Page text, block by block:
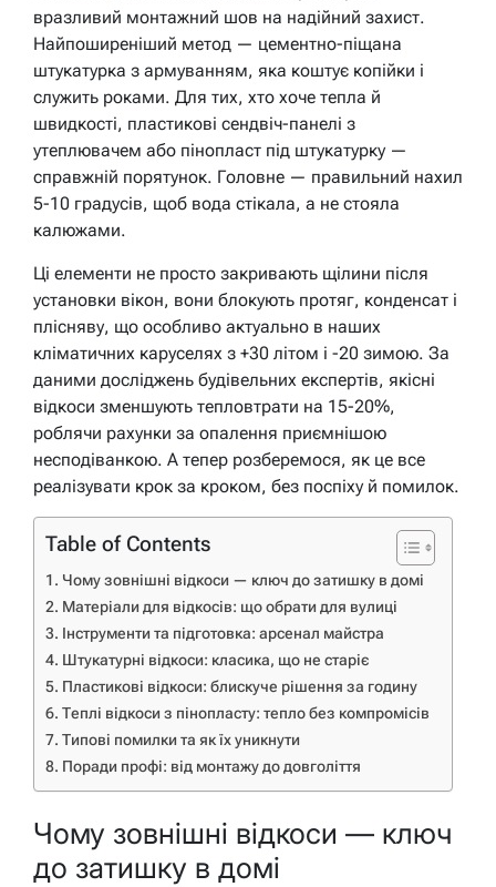
вразливий монтажний шов на надійний захист.
Найпоширеніший метод — цементно-піщана
штукатурка з армуванням, яка коштує копійки і
служить роками. Для тих, хто хоче тепла й
швидкості, пластикові сендвіч-панелі з
утеплювачем або пінопласт під штукатурку —
справжній порятунок. Головне — правильний нахил
5-10 градусів, щоб вода стікала, а не стояла
калюжами.
Ці елементи не просто закривають щілини після
установки вікон, вони блокують протяг, конденсат і
плісняву, що особливо актуально в наших
кліматичних каруселях з +30 літом і -20 зимою. За
даними досліджень будівельних експертів, якісні
відкоси зменшують тепловтрати на 15-20%,
роблячи рахунки за опалення приємнішою
несподіванкою. А тепер розберемося, як це все
реалізувати крок за кроком, без поспіху й помилок.
Table of Contents
Чому зовнішні відкоси — ключ до затишку в домі
Матеріали для відкосів: що обрати для вулиці
Інструменти та підготовка: арсенал майстра
Штукатурні відкоси: класика, що не старіє
Пластикові відкоси: блискуче рішення за годину
Теплі відкоси з пінопласту: тепло без компромісів
Типові помилки та як їх уникнути
Поради профі: від монтажу до довголіття
Чому зовнішні відкоси — ключ
до затишку в домі